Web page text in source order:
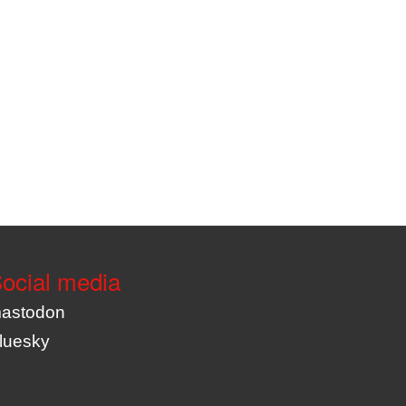
media